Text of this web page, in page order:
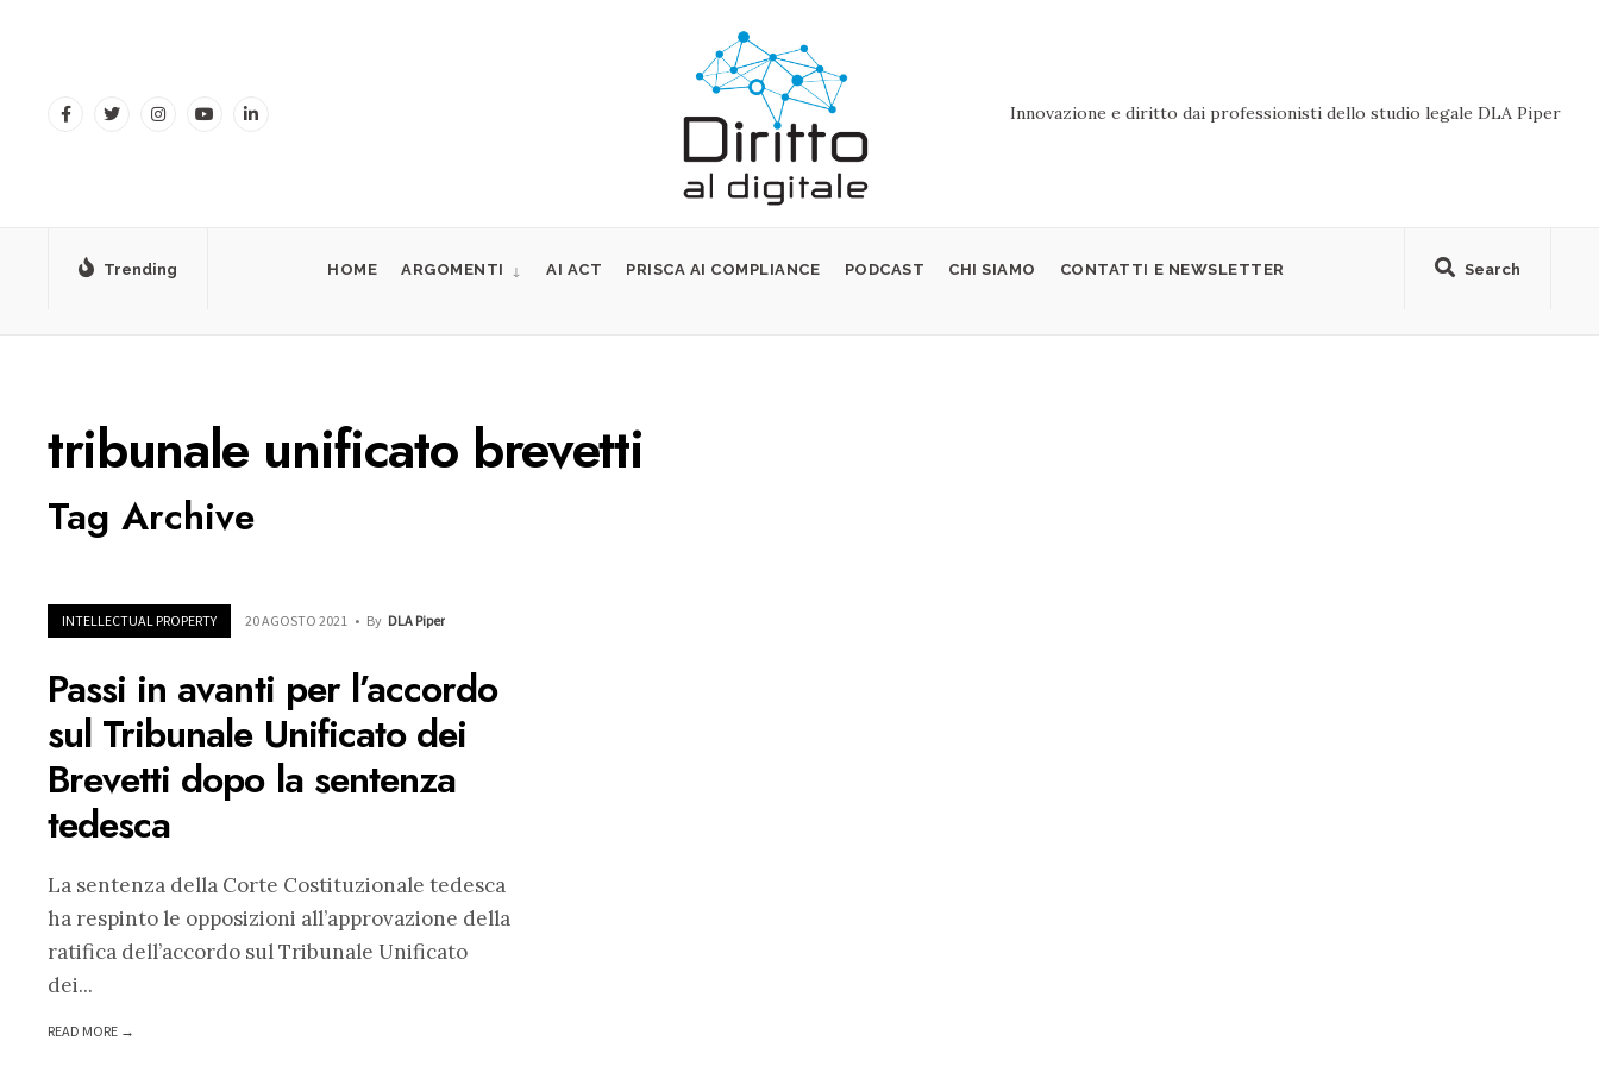
Innovazione e diritto dai professionisti dello studio legale DLA Piper
Trending Search
HOME ARGOMENTI AI ACT PRISCA AI COMPLIANCE PODCAST CHI SIAMO CONTATTI E NEWSLETTER
tribunale unificato brevetti
Tag Archive
INTELLECTUAL PROPERTY 20 AGOSTO 2021 • By DLA Piper
Passi in avanti per l’accordo
sul Tribunale Unificato dei
Brevetti dopo la sentenza
tedesca
La sentenza della Corte Costituzionale tedesca
ha respinto le opposizioni all’approvazione della
ratifica dell’accordo sul Tribunale Unificato
dei...
READ MORE →